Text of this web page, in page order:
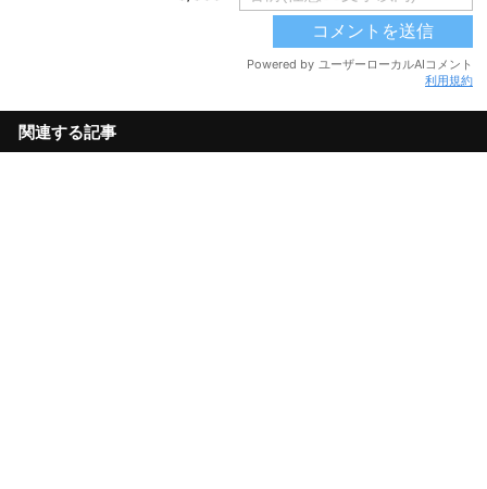
利用規約
関連する記事